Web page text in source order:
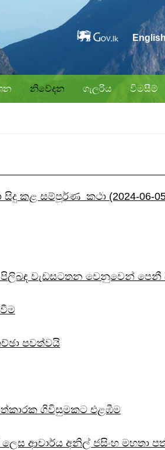
English
නිවේදන ගැලරිය විමසීම්
කළ සම්පූර්ණ කථා (2024-06-
වැඩසටතන වෙනුවෙන් පෙනී
පවත්වයි
ගිවිසුමකට එළඹීම
ආචාර්ය අනිල් ජසිංහ මහතා